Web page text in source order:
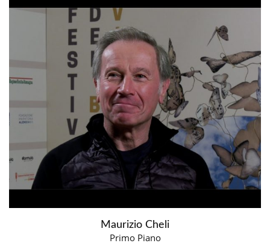
Maurizio Cheli
Primo Piano